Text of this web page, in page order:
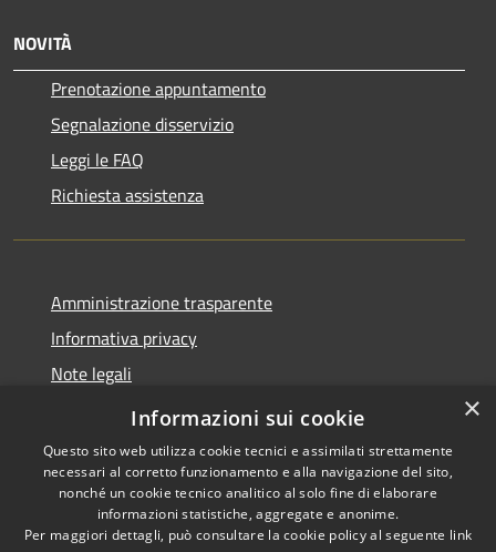
NOVITÀ
Prenotazione appuntamento
Segnalazione disservizio
Leggi le FAQ
Richiesta assistenza
Amministrazione trasparente
Informativa privacy
Note legali
Dichiarazione di accessibilità
Copyright © 2026 • Comune di
Gaggiano • Powered by
×
Informazioni sui cookie
Questo sito web utilizza cookie tecnici e assimilati strettamente
necessari al corretto funzionamento e alla navigazione del sito,
nonché un cookie tecnico analitico al solo fine di elaborare
informazioni statistiche, aggregate e anonime.
Per maggiori dettagli, può consultare la cookie policy al seguente link